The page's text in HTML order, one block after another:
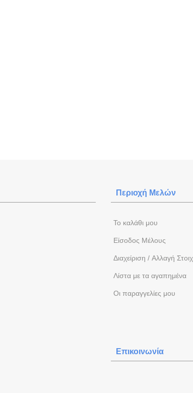
Περιοχή Mελών
To καλάθι μου
Eίσοδος Μέλους
Διαχείριση / Aλλαγή
Λίστα με τα αγαπημένα
Oι παραγγελίες μου
Επικοινωνία